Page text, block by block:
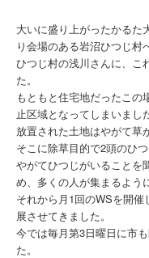
大いに盛り上がったかるた
り会場のある岩沼ひつじ村へ
ひつじ村の浅川さんに、こ
た。
もともと住宅地だったこの
止区域となってしまいました
放置された土地はやがて草
そこに除草目的で2頭のひ
やがてひつじがいることを
め、多くの人が集まるよう
それから月1回のWSを開
展させてきました。
今では毎月第3日曜日に市
た。